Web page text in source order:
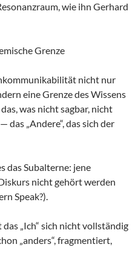
wie ihn Gerhard
Grenze
nicht nur
eine Grenze des Wissens
was nicht sagbar, nicht
„Andere“, das sich der
das Subalterne: jene
nicht gehört werden
Speak?).
„Ich“ sich nicht vollständig
„anders“, fragmentiert,